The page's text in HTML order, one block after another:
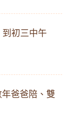
初三中午
爸爸陪、雙